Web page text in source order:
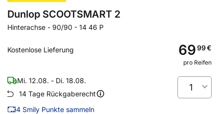
Dunlop SCOOTSMART 2
Hinterachse - 90/90 - 14 46 P
Kostenlose Lieferung 6999€
pro Reifen
Mi. 12.08. - Di. 18.08.
14 Tage Rückgaberecht
4 Smily Punkte sammeln
1